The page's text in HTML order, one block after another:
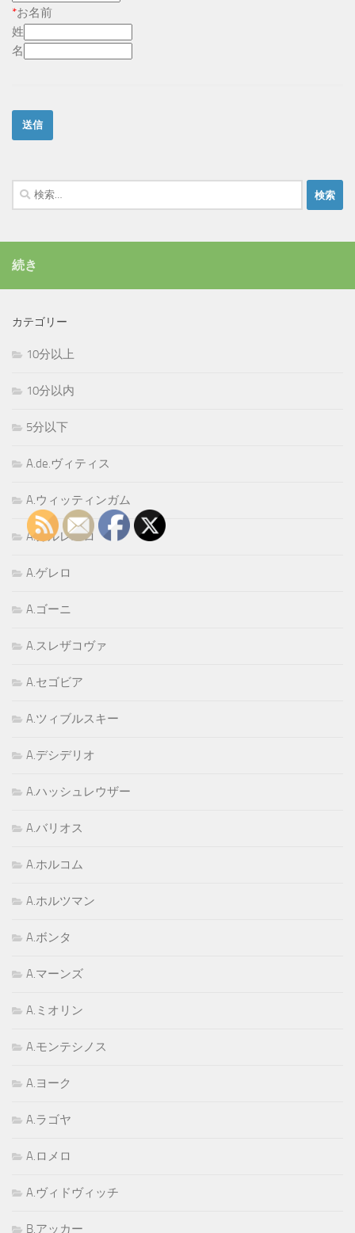
*お名前
姓
名
検
索:
続き
カテゴリー
10分以上
10分以内
5分以下
A.de.ヴィティス
A.ウィッティンガム
A.カルレバロ
A.ゲレロ
A.ゴーニ
A.スレザコヴァ
A.セゴビア
A.ツィブルスキー
A.デシデリオ
A.ハッシュレウザー
A.バリオス
A.ホルコム
A.ホルツマン
A.ボンタ
A.マーンズ
A.ミオリン
A.モンテシノス
A.ヨーク
A.ラゴヤ
A.ロメロ
A.ヴィドヴィッチ
B.アッカー